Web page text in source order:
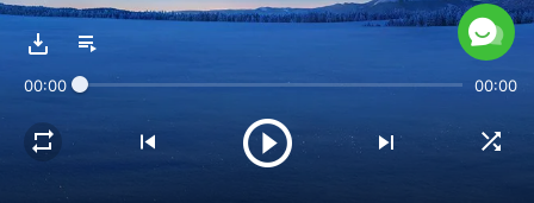
No hay preceptos ni limitaciones,
Vivir ante Dios nos trae la felicidad verdadera
y lo alabamos con un corazón amante de Dios.
00:00 00:00